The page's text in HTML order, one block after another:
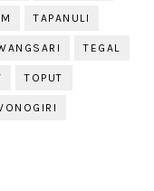
TAPANULI
TEGAL
TOPUT